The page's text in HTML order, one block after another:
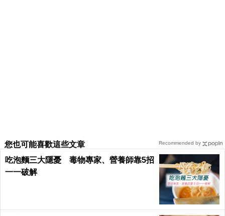
您也可能喜歡這些文章
吃泡麵三大隱憂 毒物專家、營養師靠5招
一一破解
Recommended by